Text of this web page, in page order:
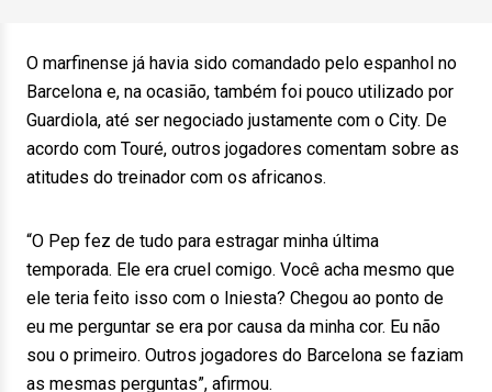
O marfinense já havia sido comandado pelo espanhol no
Barcelona e, na ocasião, também foi pouco utilizado por
Guardiola, até ser negociado justamente com o City. De
acordo com Touré, outros jogadores comentam sobre as
atitudes do treinador com os africanos.
“O Pep fez de tudo para estragar minha última
temporada. Ele era cruel comigo. Você acha mesmo que
ele teria feito isso com o Iniesta? Chegou ao ponto de
eu me perguntar se era por causa da minha cor. Eu não
sou o primeiro. Outros jogadores do Barcelona se faziam
as mesmas perguntas”, afirmou.